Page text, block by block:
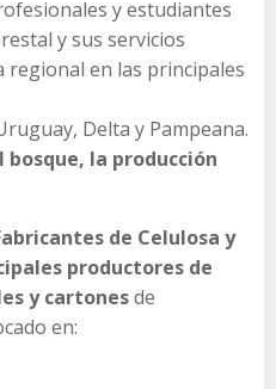
y estudiantes
y sus servicios
regional en las principales
Delta y Pampeana.
bosque, la producción
de Celulosa y
productores de
y cartonesde
en: